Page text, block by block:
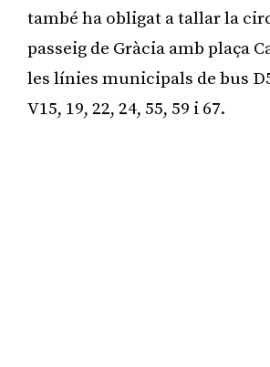
també ha obligat a tallar la
passeig de Gràcia amb plaça
les línies municipals de bus
V15, 19, 22, 24, 55, 59 i 67.